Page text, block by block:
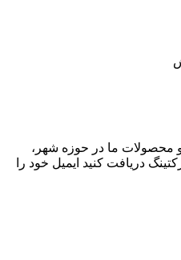
ما در حوزه شهر،
دریافت کنید ایمیل خود را